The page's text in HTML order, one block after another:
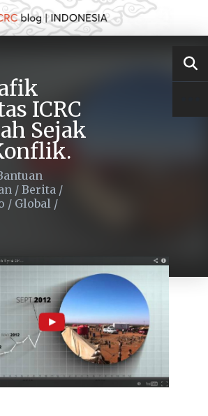
ICRC
Sejak
/ Berita /
/ Global /